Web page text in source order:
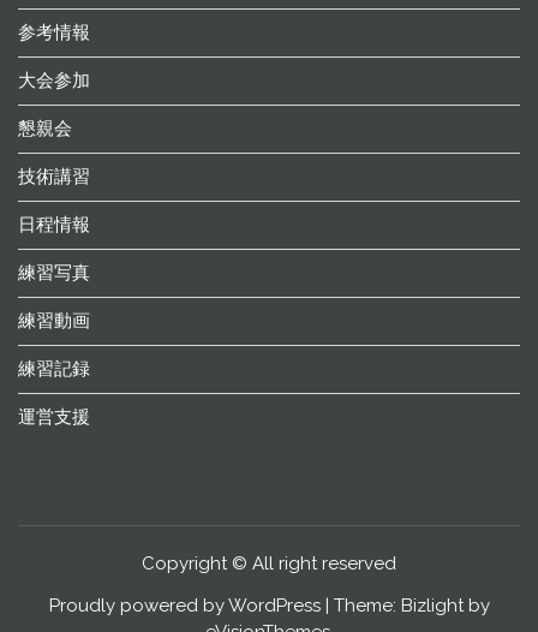
参考情報
大会参加
懇親会
技術講習
日程情報
練習写真
練習動画
練習記録
運営支援
Copyright © All right reserved
Proudly powered by WordPress | Theme: Bizlight by